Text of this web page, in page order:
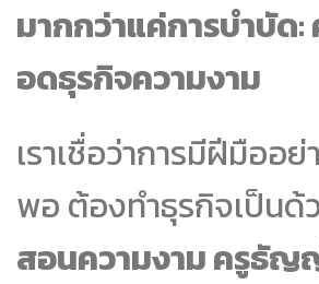
มากกว่าแค่การบำบัด
อดธุรกิจความงาม
เราเชื่อว่าการมีฝีมืออย่
พอ ต้องทำธุรกิจเป็นด้
สอนความงาม ครูธั